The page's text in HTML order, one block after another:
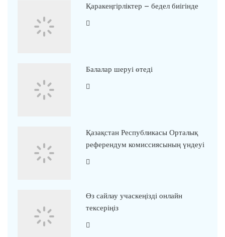
Қаракеңгірліктер – бедел биігінде
Балалар шеруі өтеді
Қазақстан Республикасы Орталық
референдум комиссиясының үндеуі
Өз сайлау учаскеңізді онлайн
тексеріңіз